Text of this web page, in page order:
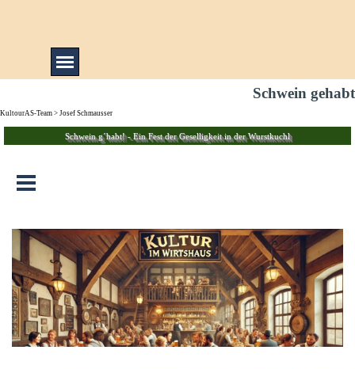
Menü überspringen
Schwein gehabt
KultourAS-Team > Josef Schmausser
Schwein g´habt! - Ein Fest der Geselligkeit in der Wurstkuchl